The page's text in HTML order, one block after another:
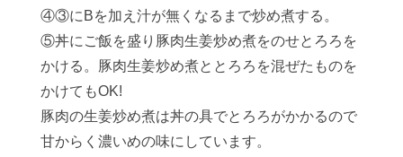
④③にBを加え汁が無くなるまで炒め煮する。
⑤丼にご飯を盛り豚肉生姜炒め煮をのせとろろを
かける。豚肉生姜炒め煮ととろろを混ぜたものを
かけてもOK!
豚肉の生姜炒め煮は丼の具でとろろがかかるので
甘からく濃いめの味にしています。